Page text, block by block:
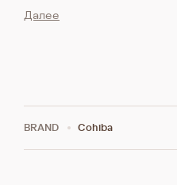
свежескошенной травы и
сладость.
Далее
BRAND Cohiba